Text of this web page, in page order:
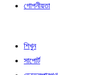
গোপনীয়তা
শিখুন
সাপোর্ট